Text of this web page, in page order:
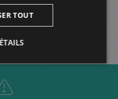
TOUT